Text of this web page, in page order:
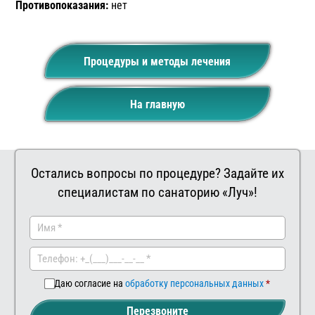
Противопоказания: нет
Процедуры и методы лечения
На главную
Остались вопросы по процедуре? Задайте их
специалистам по санаторию «Луч»!
Даю согласие на обработку персональных данных
Перезвоните